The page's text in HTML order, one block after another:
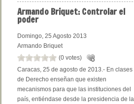
ArmandoBriquet: Controlar el
poder
Domingo, 25 Agosto 2013
Armando Briquet
(0 votes)
Caracas, 25 de agosto de 2013.- En clases
de Derecho enseñan que existen
mecanismos para que las instituciones del
país, entiéndase desde la presidencia de la